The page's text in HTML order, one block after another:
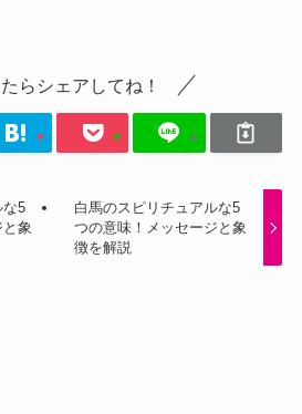
らシェアしてね！
な5
象
白馬のスピリチュアルな5
つの意味！メッセージと象
徴を解説